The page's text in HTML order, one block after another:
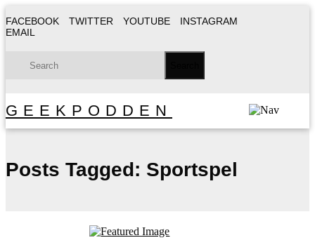
FACEBOOK TWITTER YOUTUBE
INSTAGRAM
EMAIL
GEEKPODDEN
Posts Tagged: Sportspel